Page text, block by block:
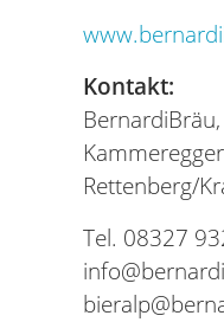
Kontakt:
Rettenberg/
Tel. 08327